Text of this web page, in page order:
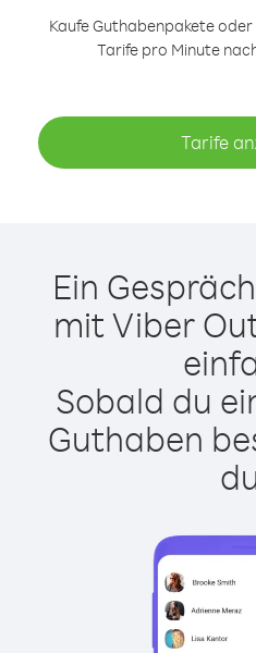
Kaufe Guthabenpakete
Tarife pro Minute
Tarife
Ein
mit Viber
Sobald du
Guthaben